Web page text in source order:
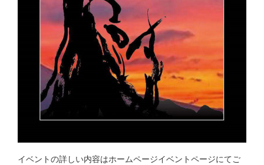
イベントの詳しい内容はホームページイベントページにてご